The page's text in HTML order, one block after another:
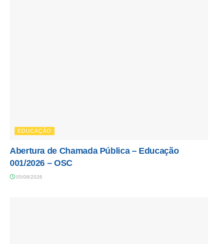
EDUCAÇÃO
Abertura de Chamada Pública – Educação
001/2026 – OSC
05/08/2026